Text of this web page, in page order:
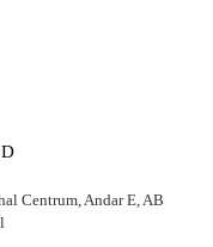
Centrum, Andar E, AB